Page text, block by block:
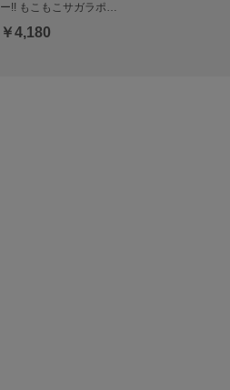
ー!! もこもこサガラポ…
￥4,180